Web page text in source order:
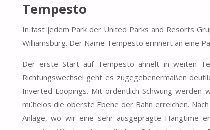
Tempesto
In fast jedem Park der United Parks and Resorts
Williamsburg. Der Name Tempesto erinnert an eine
Der erste Start auf Tempesto ähnelt in weiten
Richtungswechsel geht es zugegebenermaßen
Inverted Loopings. Mit ordentlich Schwung werden
mühelos die oberste Ebene der Bahn erreichen.
Anlage, wo wir eine sehr ausgeprägte Hangtime